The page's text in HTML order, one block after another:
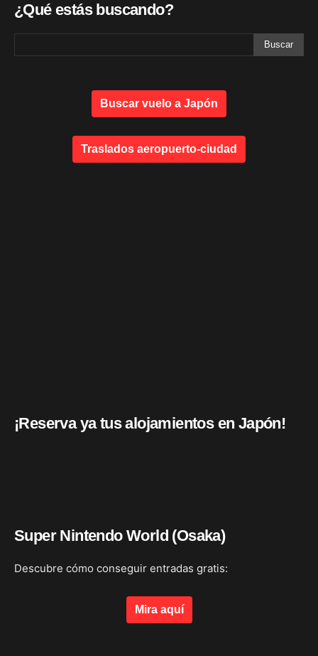
¿Qué estás buscando?
Buscar vuelo a Japón
Traslados aeropuerto-ciudad
¡Reserva ya tus alojamientos en Japón!
Super Nintendo World (Osaka)
Descubre cómo conseguir entradas gratis:
Mira aquí